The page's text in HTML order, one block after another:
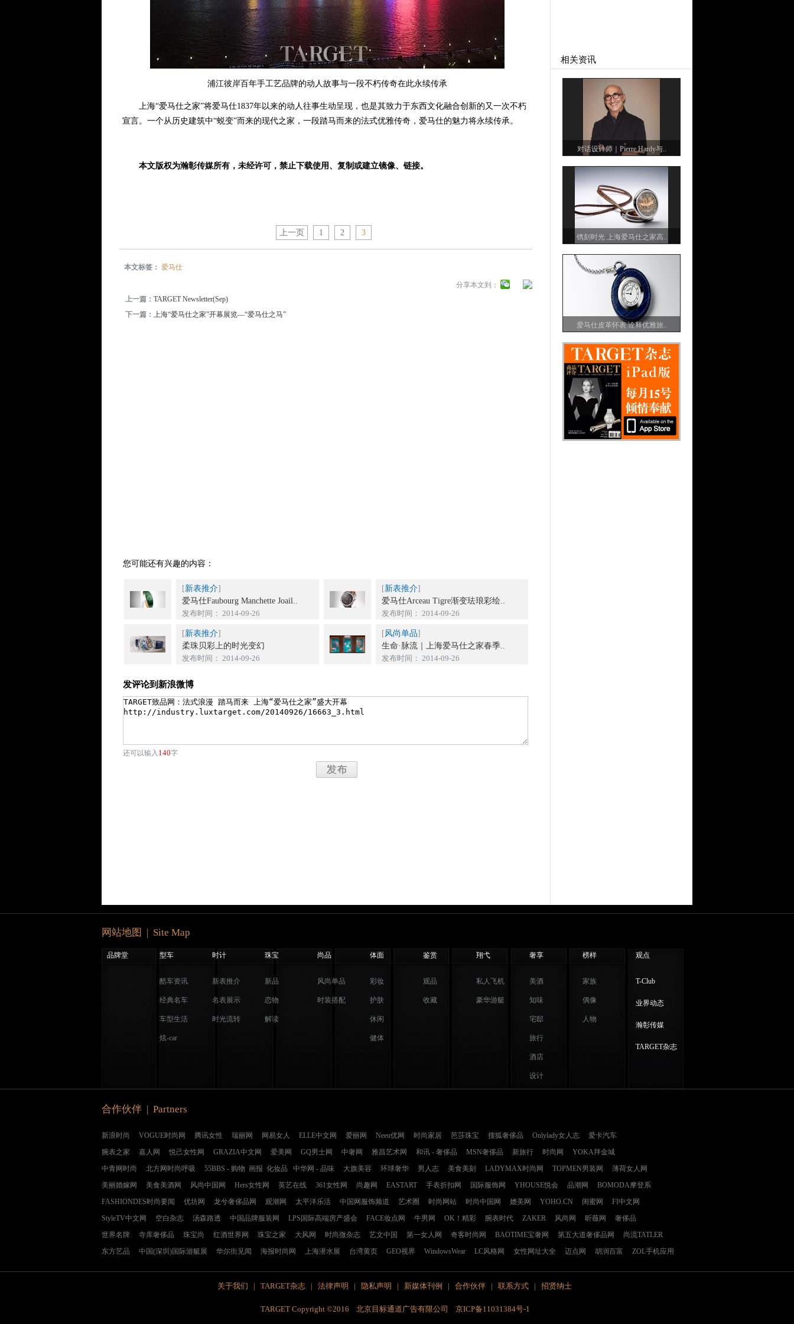
浦江彼岸百年手工艺品牌的动人故事与一段不朽传奇在此永续传承
上海“爱马仕之家”将爱马仕1837年以来的动人往事生动呈现，也是其致力于东西文化融合创新的又一次不朽
宣言。一个从历史建筑中“蜕变”而来的现代之家，一段踏马而来的法式优雅传奇，爱马仕的魅力将永续传承。
本文版权为瀚彰传媒所有，未经许可，禁止下载使用、复制或建立镜像、链接。
上一页 1 2 3
本文标签：爱马仕
分享本文到：
上一篇：TARGET Newsletter(Sep)
下一篇：上海“爱马仕之家”开幕展览—“爱马仕之马”
您可能还有兴趣的内容：
[新表推介]
爱马仕Faubourg Manchette Joail..
发布时间： 2014-09-26
[新表推介]
爱马仕Arceau Tigre渐变珐琅彩绘..
发布时间： 2014-09-26
[新表推介]
柔珠贝彩上的时光变幻
发布时间： 2014-09-26
[风尚单品]
生命·脉流｜上海爱马仕之家春季..
发布时间： 2014-09-26
发评论到新浪微博
还可以输入 140字
相关资讯
对话设计师｜Pierre Hardy与..
镌刻时光 上海爱马仕之家高..
爱马仕皮革怀表 诠释优雅旅..
网站地图 | Site Map
品牌堂 型车 时计 珠宝 尚品 体面 鉴赏 翔弋 奢享 榜样 观点
酷车资讯
经典名车
车型生活
炫-car
新表推介
名表展示
时光流转
新品
恋物
解读
风尚单品
时装搭配
彩妆
护肤
休闲
健体
观品
收藏
私人飞机
豪华游艇
美酒
知味
宅邸
旅行
酒店
设计
家族
偶像
人物
T-Club
业界动态
瀚彰传媒
TARGET杂志
合作伙伴 | Partners
新浪时尚 VOGUE时尚网 腾讯女性 瑞丽网 网易女人 ELLE中文网 爱丽网 Neeu优网 时尚家居 芭莎珠宝 搜狐奢侈品 Onlylady女人志
爱卡汽车
腕表之家
嘉人网 悦己女性网 GRAZIA中文网 爱美网 GQ男士网 中奢网 雅昌艺术网 和讯 - 奢侈品 MSN奢侈品 新旅行 时尚网
YOKA拜金城
中青网时尚
北方网时尚呼吸 55BBS - 购物 画报 化妆品 中华网 - 品味 大旗美容 环球奢华 男人志 美食美刻 LADYMAX时尚网 TOPMEN男装网
薄荷女人网
美丽婚嫁网
美食美酒网 风尚中国网 Hers女性网 英艺在线 361女性网 尚趣网 EASTART 手表折扣网 国际服饰网 YHOUSE悦会 品潮网
BOMODA摩登系
FASHIONDES时尚要闻
优坊网 龙兮奢侈品网 观潮网 太平洋乐活 中国网服饰频道 艺术圈 时尚网站 时尚中国网 媲美网 YOHO.CN 闺蜜网
FI中文网
StyleTV中文网
空白杂志 汤森路透 中国品牌服装网 LPS国际高端房产盛会 FACE妆点网 牛男网 OK！精彩 腕表时代 ZAKER 风尚网 昕薇网
奢侈品
世界名牌
寺库奢侈品 珠宝尚 红酒世界网 珠宝之家 大风网 时尚微杂志 艺文中国 第一女人网 奇客时尚网 BAOTIME宝奢网 第五大道奢侈品网
尚流TATLER
东方艺品
中国(深圳)国际游艇展 华尔街见闻 海报时尚网 上海潜水展 台湾黄页 GEO视界 WindowsWear LC风格网 女性网址大全 迈点网 胡润百富 ZOL手机应用
关于我们 | TARGET杂志| 法律声明 | 隐私声明 | 新媒体刊例 | 合作伙伴| 联系方式| 招贤纳士
TARGET Copyright ©2016 北京目标通道广告有限公司 京ICP备11031384号-1